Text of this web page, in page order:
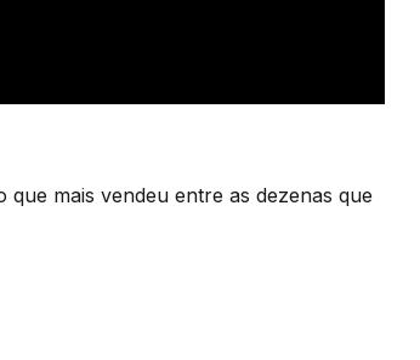
que mais vendeu entre as dezenas que